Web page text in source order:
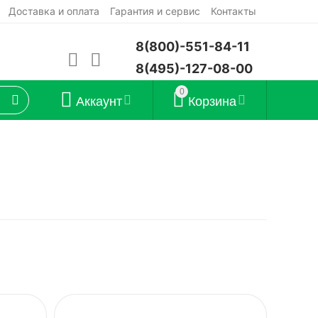
Доставка и оплата Гарантия и сервис Контакты
8(800)-551-84-11
8(495)-127-08-00
0 Корзина
Аккаунт